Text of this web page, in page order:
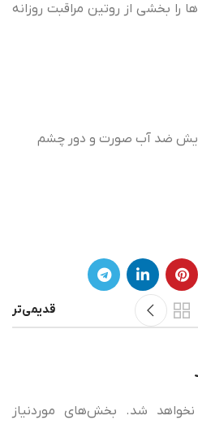
را بخشی از روتین مراقبت روزانه
ضد آب صورت و دور چشم
قدیمی‌تر
شد.
بخش‌های موردنیاز